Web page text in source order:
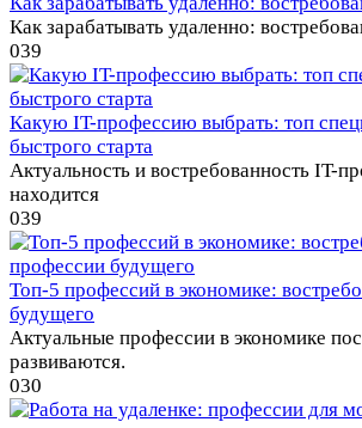
Как зарабатывать удаленно:
039
Какую IT-профессию выбрать: топ
быстрого старта
Актуальность и востребованность IT-
находится
039
Топ-5 профессий в экономике:
будущего
Актуальные профессии в экономике
развиваются.
030